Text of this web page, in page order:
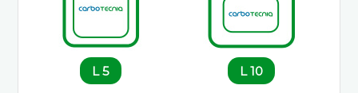
5 L 10 L